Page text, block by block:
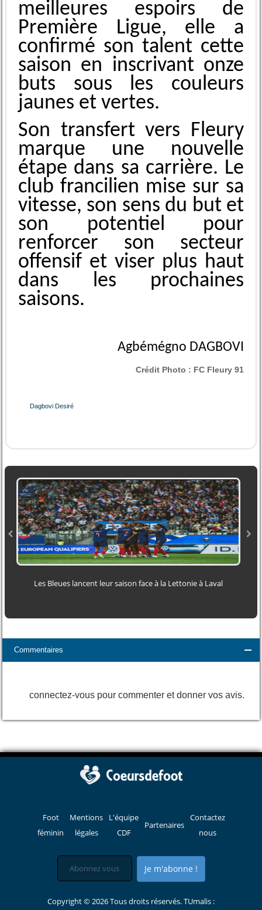
meilleures espoirs de
Première Ligue, elle a
confirmé son talent cette
saison en inscrivant onze
buts sous les couleurs
jaunes et vertes.
Son transfert vers Fleury
marque une nouvelle
étape dans sa carrière. Le
club francilien mise sur sa
vitesse, son sens du but et
son potentiel pour
renforcer son secteur
offensif et viser plus haut
dans les prochaines
saisons.
Agbémégno DAGBOVI
Crédit Photo : FC Fleury 91
Dagbovi Desiré
Les Bleues lancent leur saison face à la Lettonie à Laval
Commentaires
connectez-vous pour commenter et donner vos avis.
Foot
féminin
Mentions
légales
L'équipe
CDF
Partenaires
Contactez
nous
Je m'abonne !
Copyright © 2026 Tous droits réservés. TUmalis :